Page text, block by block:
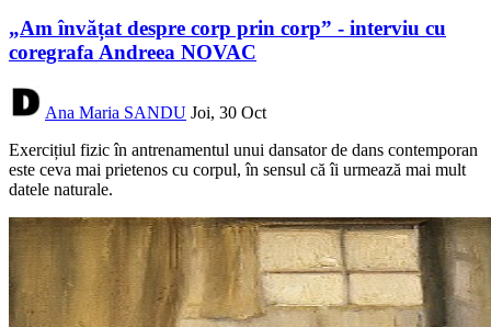
„Am învățat despre corp prin corp” - interviu cu
coregrafa Andreea NOVAC
Ana Maria SANDU Joi, 30 Oct
Exercițiul fizic în antrenamentul unui dansator de dans contemporan
este ceva mai prietenos cu corpul, în sensul că îi urmează mai mult
datele naturale.